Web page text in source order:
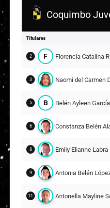
18
19
Suplentes
F Fernanda Dabrochna
ARQUERA
2
J Javiera Milenka
C Cynthia Yohana Pérez
7
13
M Maite Andrea
10
I Isabel Estefania
Coquimbo
Titulares
2 F Florencia Catalina
3 Naomi del Carmen
5 B Belén Ayleen
6 Constanza Belén
8 Emily Elianne
9 Antonia Belén
11 Antonella Mayline